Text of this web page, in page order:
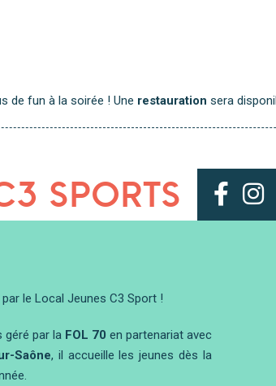
de fun à la soirée ! Une restauration sera
SPORTS
le Local Jeunes C3 Sport !
géré par la FOL 70 en partenariat avec
Saône, il accueille les jeunes dès la